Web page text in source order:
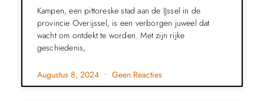
Kampen, een pittoreske stad aan de IJssel in de
provincie Overijssel, is een verborgen juweel dat
wacht om ontdekt te worden. Met zijn rijke
geschiedenis,
Augustus 8, 2024 Geen Reacties